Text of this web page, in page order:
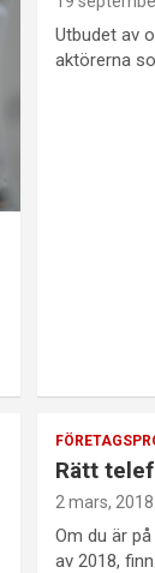
Utbudet av
aktörerna
Rätt
2 mars, 2018
Om du är
av 2018,